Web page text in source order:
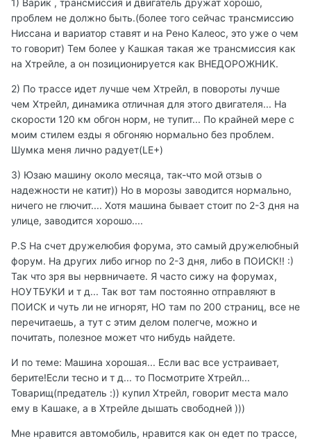
1) Варик , трансмиссия и двигатель дружат хорошо,
проблем не должно быть.(более того сейчас трансмиссию
Ниссана и вариатор ставят и на Рено Калеос, это уже о чем
то говорит) Тем более у Кашкая такая же трансмиссия как
на Хтрейле, а он позиционируется как ВНЕДОРОЖНИК.
2) По трассе идет лучше чем Хтрейл, в повороты лучше
чем Хтрейл, динамика отличная для этого двигателя... На
скорости 120 км обгон норм, не тупит... По крайней мере с
моим стилем езды я обгоняю нормально без проблем.
Шумка меня лично радует(LE+)
3) Юзаю машину около месяца, так-что мой отзыв о
надежности не катит)) Но в морозы заводится нормально,
ничего не глючит.... Хотя машина бывает стоит по 2-3 дня на
улице, заводится хорошо....
P.S На счет дружелюбия форума, это самый дружелюбный
форум. На других либо игнор по 2-3 дня, либо в ПОИСК!! :)
Так что зря вы нервничаете. Я часто сижу на форумах,
НОУТБУКИ и т д... Так вот там постоянно отправляют в
ПОИСК и чуть ли не игнорят, НО там по 200 страниц, все не
перечитаешь, а тут с этим делом полегче, можно и
почитать, полезное может что нибудь найдете.
И по теме: Машина хорошая... Если вас все устраивает,
берите!Если тесно и т д... то Посмотрите Хтрейл...
Товарищ(предатель :)) купил Хтрейл, говорит места мало
ему в Кашаке, а в Хтрейле дышать свободней )))
Мне нравится автомобиль, нравится как он едет по трассе,